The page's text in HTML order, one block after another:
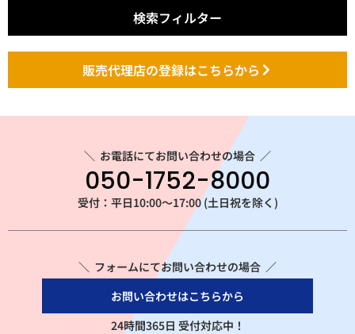
検索フィルター
販売代理店の登録はこちらから
＼ お電話にてお問い合わせの場合 ／
050-1752-8000
受付：平日10:00～17:00 (土日祝を除く)
＼ フォームにてお問い合わせの場合 ／
お問い合わせはこちらから
24時間365日 受付対応中！